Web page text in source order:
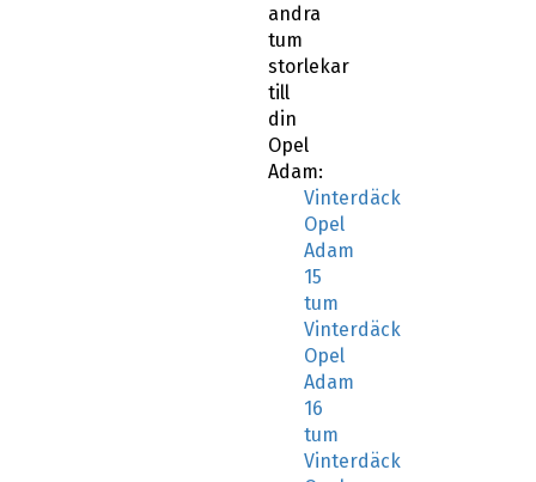
andra
tum
storlekar
till
din
Opel
Adam:
Vinterdäck
Opel
Adam
15
tum
Vinterdäck
Opel
Adam
16
tum
Vinterdäck